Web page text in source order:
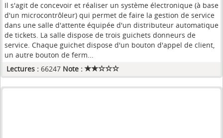
Il s'agit de concevoir et réaliser un système électronique (à base
d'un microcontrôleur) qui permet de faire la gestion de service
dans une salle d'attente équipée d'un distributeur automatique
de tickets. La salle dispose de trois guichets donneurs de
service. Chaque guichet dispose d'un bouton d'appel de client,
un autre bouton de ferm...
Lectures : 66247 Note :